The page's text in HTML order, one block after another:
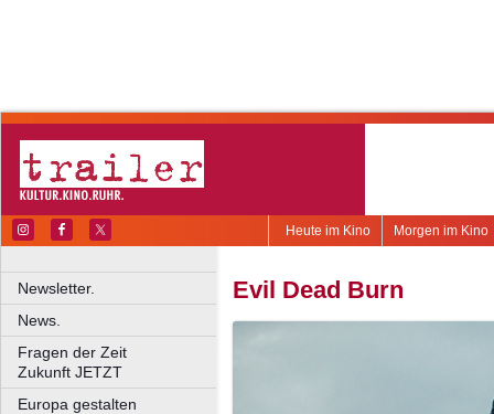
Morgen im Kino
Heute im Kino
Newsletter.
News.
Fragen der Zeit
Zukunft JETZT
Europa gestalten
Evil Dead Burn